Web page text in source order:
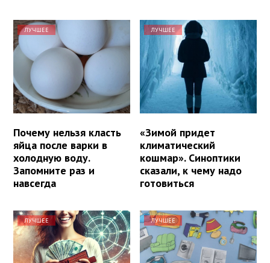
ЛУЧШЕЕ
Почему нельзя класть
яйца после варки в
холодную воду.
Запомните раз и
навсегда
ЛУЧШЕЕ
«Зимой придет
климатический
кошмар». Синоптики
сказали, к чему надо
готовиться
ЛУЧШЕЕ ЛУЧШЕЕ